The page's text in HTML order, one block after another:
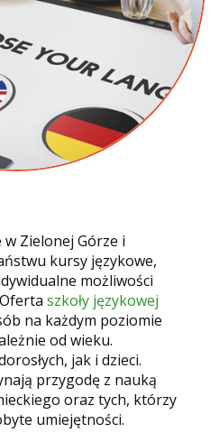
Zielonej Górze i
kursy językowe,
możliwości
szkoły językowej
na każdym poziomie
od wieku.
jak i dzieci.
przygodę z nauką
oraz tych, którzy
umiejętności.